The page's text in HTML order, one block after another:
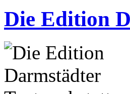
Die Edition